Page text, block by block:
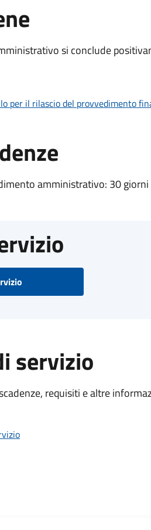
si conclude
per il rilascio del provvedimento
amministrativo: 30 giorni
servizio
requisiti e altre